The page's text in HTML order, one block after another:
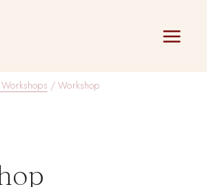
/ Workshop